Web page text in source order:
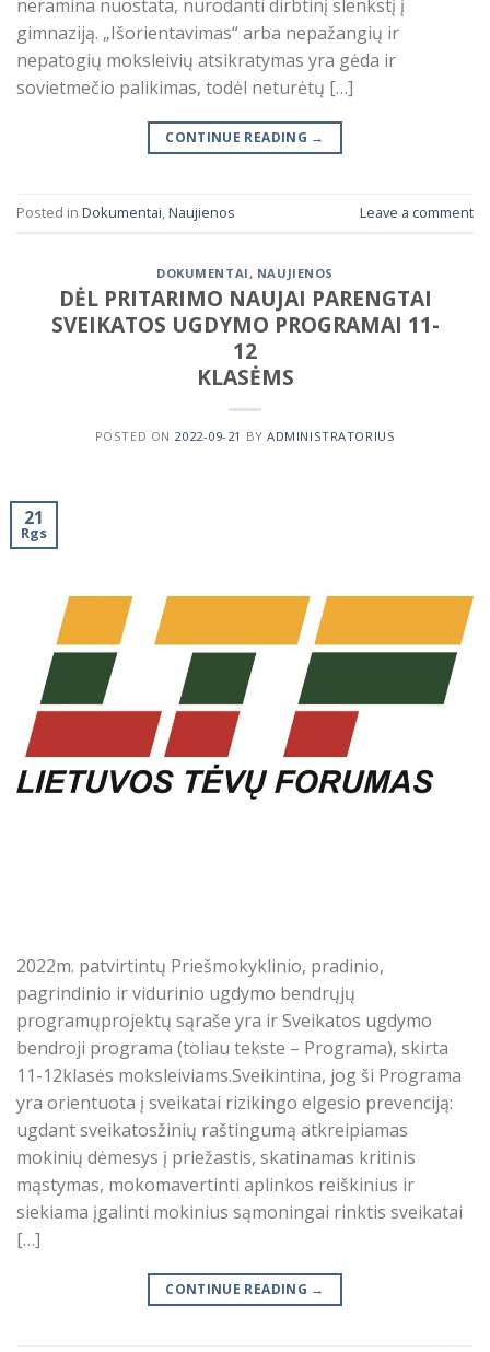
neramina nuostata, nurodanti dirbtinį slenkstį į
gimnaziją. „Išorientavimas“ arba nepažangių ir
nepatogių moksleivių atsikratymas yra gėda ir
sovietmečio palikimas, todėl neturėtų […]
CONTINUE READING →
Posted in Dokumentai,Naujienos Leave a comment
DOKUMENTAI , NAUJIENOS
DĖL PRITARIMO NAUJAI PARENGTAI
SVEIKATOS UGDYMO PROGRAMAI 11-
12
KLASĖMS
POSTED ON 2022-09-21 BYADMINISTRATORIUS
21
Rgs
2022m. patvirtintų Priešmokyklinio, pradinio,
pagrindinio ir vidurinio ugdymo bendrųjų
programųprojektų sąraše yra ir Sveikatos ugdymo
bendroji programa (toliau tekste – Programa), skirta
11-12klasės moksleiviams.Sveikintina, jog ši Programa
yra orientuota į sveikatai rizikingo elgesio prevenciją:
ugdant sveikatosžinių raštingumą atkreipiamas
mokinių dėmesys į priežastis, skatinamas kritinis
mąstymas, mokomavertinti aplinkos reiškinius ir
siekiama įgalinti mokinius sąmoningai rinktis sveikatai
[…]
CONTINUE READING →